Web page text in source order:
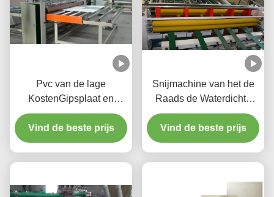
Pvc van de lage
KostenGipsplaat en
HUISDIER het Lamineren
Lijn met Knipsel en
Verpakkingssysteem
Vind de beste prijs
Snijmachine van het de
Raads de Waterdichte
Valse Plafond van het
hoge Capaciteitsgips
Vind de beste prijs